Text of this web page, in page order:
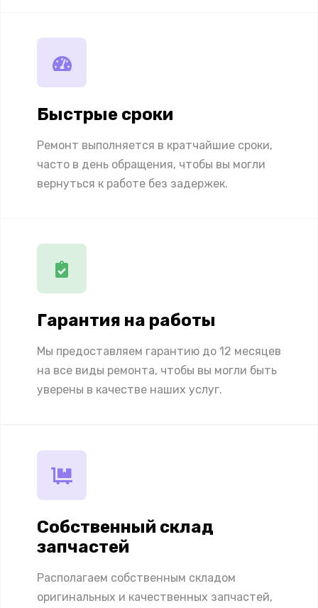
Быстрые сроки
Ремонт выполняется в кратчайшие сроки,
часто в день обращения, чтобы вы могли
вернуться к работе без задержек.
Гарантия на работы
Мы предоставляем гарантию до 12 месяцев
на все виды ремонта, чтобы вы могли быть
уверены в качестве наших услуг.
Собственный склад
запчастей
Располагаем собственным складом
оригинальных и качественных запчастей,